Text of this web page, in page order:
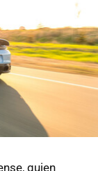
quien